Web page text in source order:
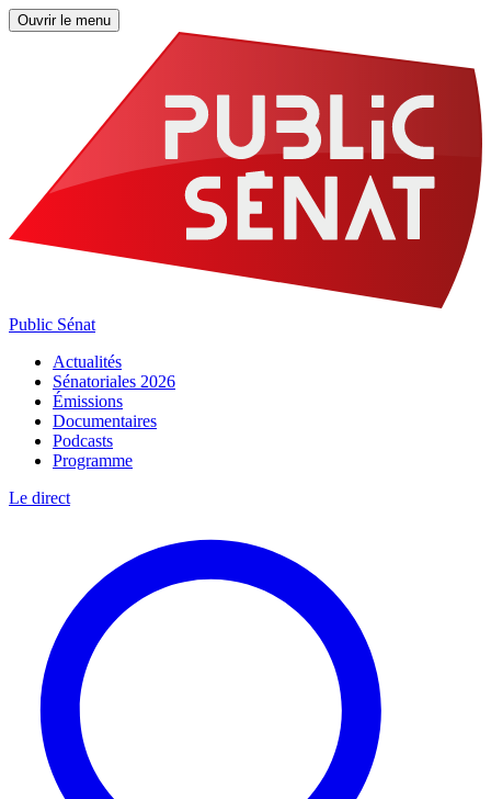
Ouvrir le menu
Public Sénat
Actualités
Sénatoriales 2026
Émissions
Documentaires
Podcasts
Programme
Le direct